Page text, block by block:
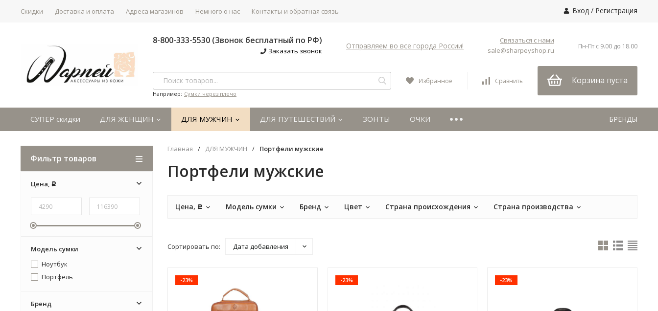
Скидки Доставка и оплата Адреса магазинов Немного о нас Контакты и обратная связь Вход / Регистрация
8-800-333-5530 (Звонок бесплатный по РФ)
Заказать звонок
Отправляем во все города России!
Связаться с нами
sale@sharpeyshop.ru
Пн-Пт с 9.00 до 18.00
Например: Сумки через плечо
Избранное Сравнить Корзина пуста
СУПЕР скидки ДЛЯ ЖЕНЩИН ДЛЯ МУЖЧИН ДЛЯ ПУТЕШЕСТВИЙ ЗОНТЫ ОЧКИ БРЕНДЫ
Фильтр товаров
Цена, Р
Модель сумки
Ноутбук
Портфель
Бренд
Главная / ДЛЯ МУЖЧИН / Портфели мужские
Портфели мужские
Цена, Р Модель сумки Бренд Цвет Страна происхождения Страна производства
Сортировать по: Дата добавления
-23% -23% -23%